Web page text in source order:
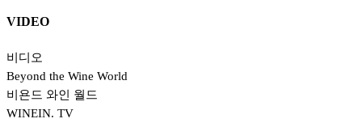
VIDEO
비디오
Beyond the Wine World
비욘드 와인 월드
WINEIN. TV